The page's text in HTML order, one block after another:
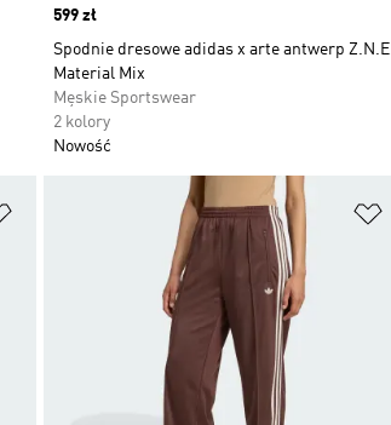
Price
599 zł
Spodnie dresowe adidas x arte antwerp Z.N.E.
Material Mix
Męskie Sportswear
2 kolory
Nowość
Dodaj do listy życzeń